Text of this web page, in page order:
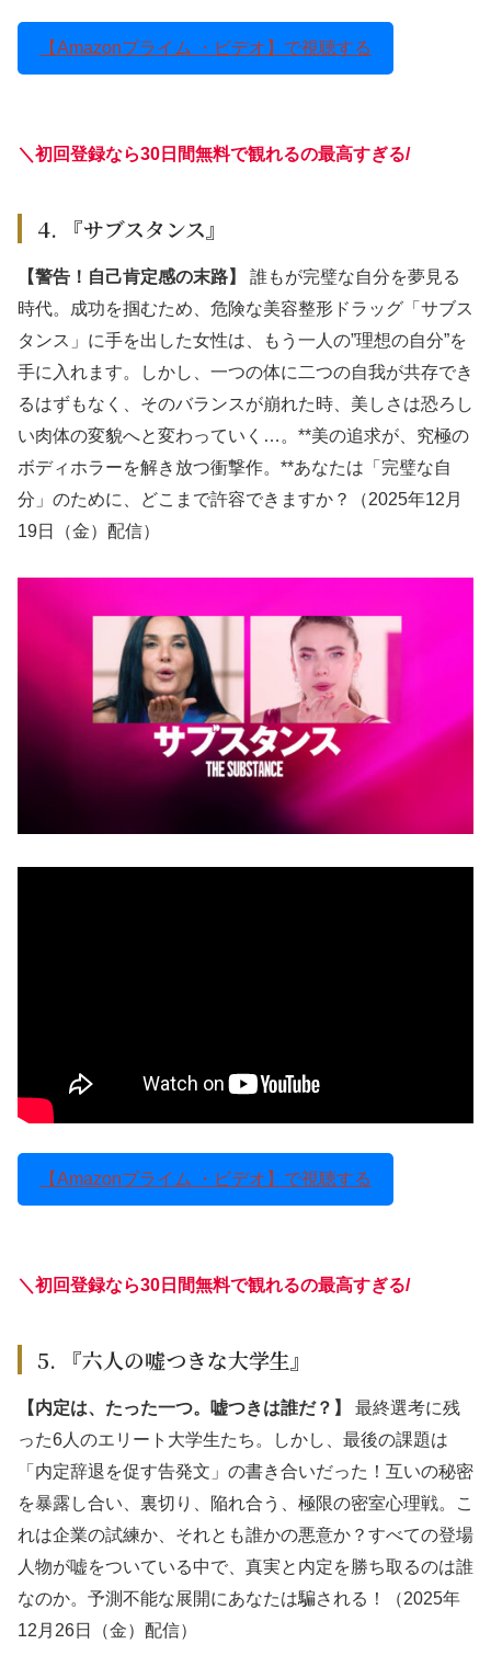
【Amazonプライム ・ビデオ】で視聴する
＼初回登録なら30日間無料で観れるの最高すぎる/
4. 『サブスタンス』
【警告！自己肯定感の末路】
誰もが完璧な自分を夢見る
時代。成功を掴むため、危険な美容整形ドラッグ「サブス
タンス」に手を出した女性は、もう一人の”理想の自分”を
手に入れます。しかし、一つの体に二つの自我が共存でき
るはずもなく、そのバランスが崩れた時、美しさは恐ろし
い肉体の変貌へと変わっていく…。**美の追求が、究極の
ボディホラーを解き放つ衝撃作。**あなたは「完璧な自
分」のために、どこまで許容できますか？（2025年12月
19日（金）配信）
【Amazonプライム ・ビデオ】で視聴する
＼初回登録なら30日間無料で観れるの最高すぎる/
5. 『六人の嘘つきな大学生』
【内定は、たった一つ。嘘つきは誰だ？】
最終選考に残
った6人のエリート大学生たち。しかし、最後の課題は
「内定辞退を促す告発文」の書き合いだった！互いの秘密
を暴露し合い、裏切り、陥れ合う、極限の密室心理戦。こ
れは企業の試練か、それとも誰かの悪意か？すべての登場
人物が嘘をついている中で、真実と内定を勝ち取るのは誰
なのか。予測不能な展開にあなたは騙される！（2025年
12月26日（金）配信）